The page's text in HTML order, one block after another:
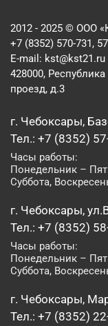
2012 - 2025 © ООО
+7 (8352) 570-731,
E-mail: kst@kst21.ru
428000,
проезд, д.3
г. Чебоксары,
Тел.: +7 (8352)
Часы работы:
Понедельник –
Суббота,
г. Чебоксары,
Тел.: +7 (8352)
Часы работы:
Понедельник –
Суббота,
г. Чебоксары,
Тел.: +7 (8352)